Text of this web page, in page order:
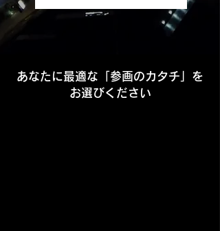
あなたに最適な「参画のカタチ」を
お選びください